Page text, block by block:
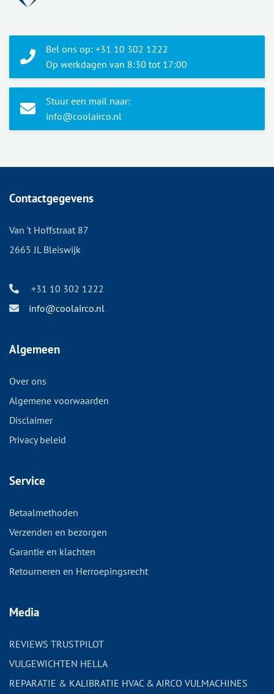
Bel ons op: +31 10 302 1222
Op werkdagen van 8:30 tot 17:00
Stuur een mail naar:
info@coolairco.nl
Contactgegevens
Van 't Hoffstraat 87
2665 JL Bleiswijk
+31 10 302 1222
info@coolairco.nl
Algemeen
Over ons
Algemene voorwaarden
Disclaimer
Privacy beleid
Service
Betaalmethoden
Verzenden en bezorgen
Garantie en klachten
Retourneren en Herroepingsrecht
Media
REVIEWS TRUSTPILOT
VULGEWICHTEN HELLA
REPARATIE & KALIBRATIE HVAC & AIRCO VULMACHINES